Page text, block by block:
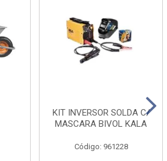
KIT INVERSOR SOLDA C/
MASCARA BIVOL KALA
Código: 961228